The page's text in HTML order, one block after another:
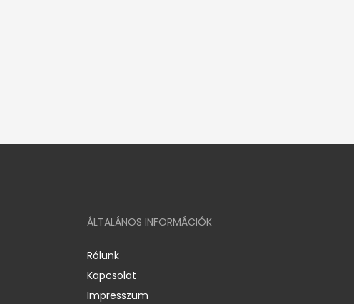
ÁLTALÁNOS INFORMÁCIÓK
Rólunk
Kapcsolat
Impresszum